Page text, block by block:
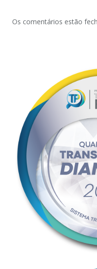
Os comentários estão